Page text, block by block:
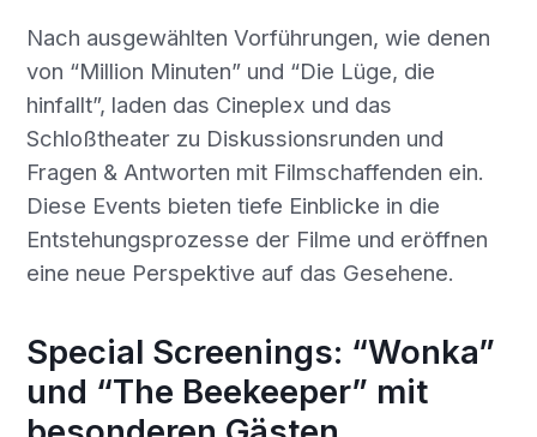
Nach ausgewählten Vorführungen, wie denen
von “Million Minuten” und “Die Lüge, die
hinfallt”, laden das Cineplex und das
Schloßtheater zu Diskussionsrunden und
Fragen & Antworten mit Filmschaffenden ein.
Diese Events bieten tiefe Einblicke in die
Entstehungsprozesse der Filme und eröffnen
eine neue Perspektive auf das Gesehene.
Special Screenings: “Wonka”
und “The Beekeeper” mit